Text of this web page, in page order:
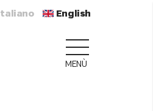
Italiano English
MENÙ